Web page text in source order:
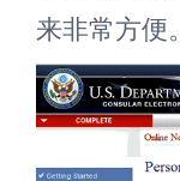
来非常方便。